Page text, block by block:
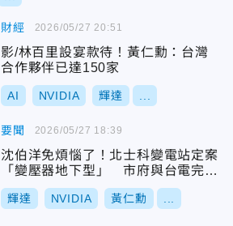
財經
影/林百里設宴款待！黃仁勳：台灣
合作夥伴已達150家
AI NVIDIA 輝達
2026/05/27 20:51
要聞
沈伯洋免煩惱了！北士科變電站定案
「變壓器地下型」 市府與台電完成
協調
輝達 NVIDIA 黃仁勳
2026/05/27 18:39